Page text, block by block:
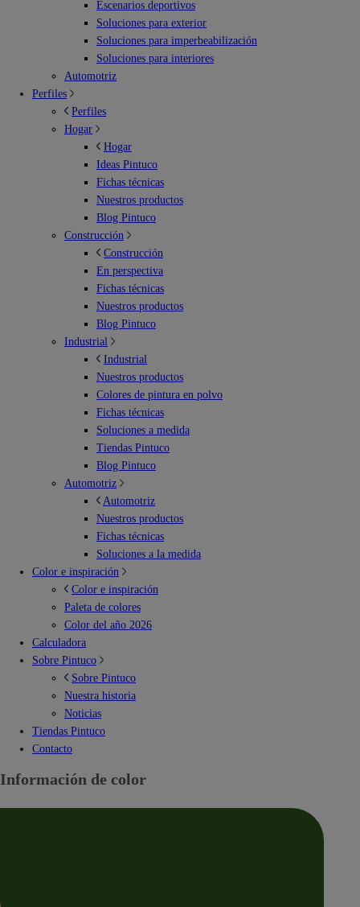
Escenarios deportivos
Soluciones para exterior
Soluciones para imperbeabilización
Soluciones para interiores
Automotriz
Perfiles
Perfiles
Hogar
Hogar
Ideas Pintuco
Fichas técnicas
Nuestros productos
Blog Pintuco
Construcción
Construcción
En perspectiva
Fichas técnicas
Nuestros productos
Blog Pintuco
Industrial
Industrial
Nuestros productos
Colores de pintura en polvo
Fichas técnicas
Soluciones a medida
Tiendas Pintuco
Blog Pintuco
Automotriz
Automotriz
Nuestros productos
Fichas técnicas
Soluciones a la medida
Color e inspiración
Color e inspiración
Paleta de colores
Color del año 2026
Calculadora
Sobre Pintuco
Sobre Pintuco
Nuestra historia
Noticias
Tiendas Pintuco
Contacto
Información de color